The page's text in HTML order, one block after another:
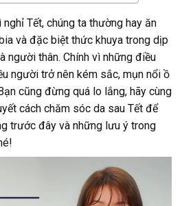
Tết, chúng ta thường hay ăn
và đặc biệt thức khuya trong dịp
người thân. Chính vì những điều
người trở nên kém sắc, mụn nổi ồ
cũng đừng quá lo lắng, hãy cùng
cách chăm sóc da sau Tết để
trước đây và những lưu ý trong